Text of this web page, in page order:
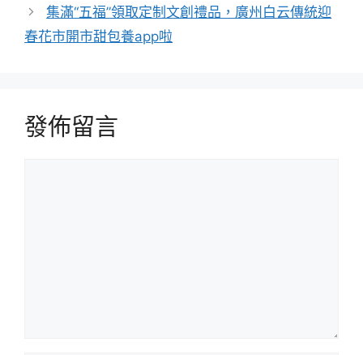
集滿“五福”領取定制文創禮品，廣州白云傳統迎
春花市開市甜包養app啦
發佈留言